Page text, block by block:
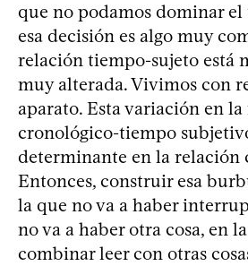
que no podamos dominar
esa decisión es algo muy
relación tiempo-sujeto está
muy alterada. Vivimos con
aparato. Esta variación en
cronológico-tiempo
determinante en la relación
Entonces, construir esa
la que no va a haber
no va a haber otra cosa, en
combinar leer con otras